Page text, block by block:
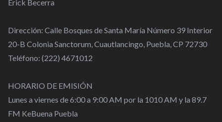
Erick Becerra
Dirección: Calle Bosques de Santa María Número 39 Interior
20-B Colonia Sanctorum, Cuautlancingo, Puebla, CP 72730
Teléfono: (222) 4671012
HORARIO DE EMISIÓN
Lunes a viernes de 6:00 a 9:00 AM por la 1010 AM y la 89.7
FM KeBuena Puebla